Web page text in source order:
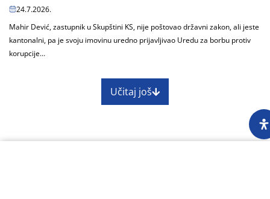
24.7.2026.
Mahir Dević, zastupnik u Skupštini KS, nije poštovao državni zakon, ali jeste
kantonalni, pa je svoju imovinu uredno prijavljivao Uredu za borbu protiv
korupcije...
Učitaj još